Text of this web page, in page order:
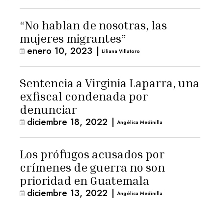
“No hablan de nosotras, las
mujeres migrantes”
enero 10, 2023 | Liliana Villatoro
Sentencia a Virginia Laparra, una
exfiscal condenada por
denunciar
diciembre 18, 2022 | Angélica Medinilla
Los prófugos acusados por
crímenes de guerra no son
prioridad en Guatemala
diciembre 13, 2022 | Angélica Medinilla